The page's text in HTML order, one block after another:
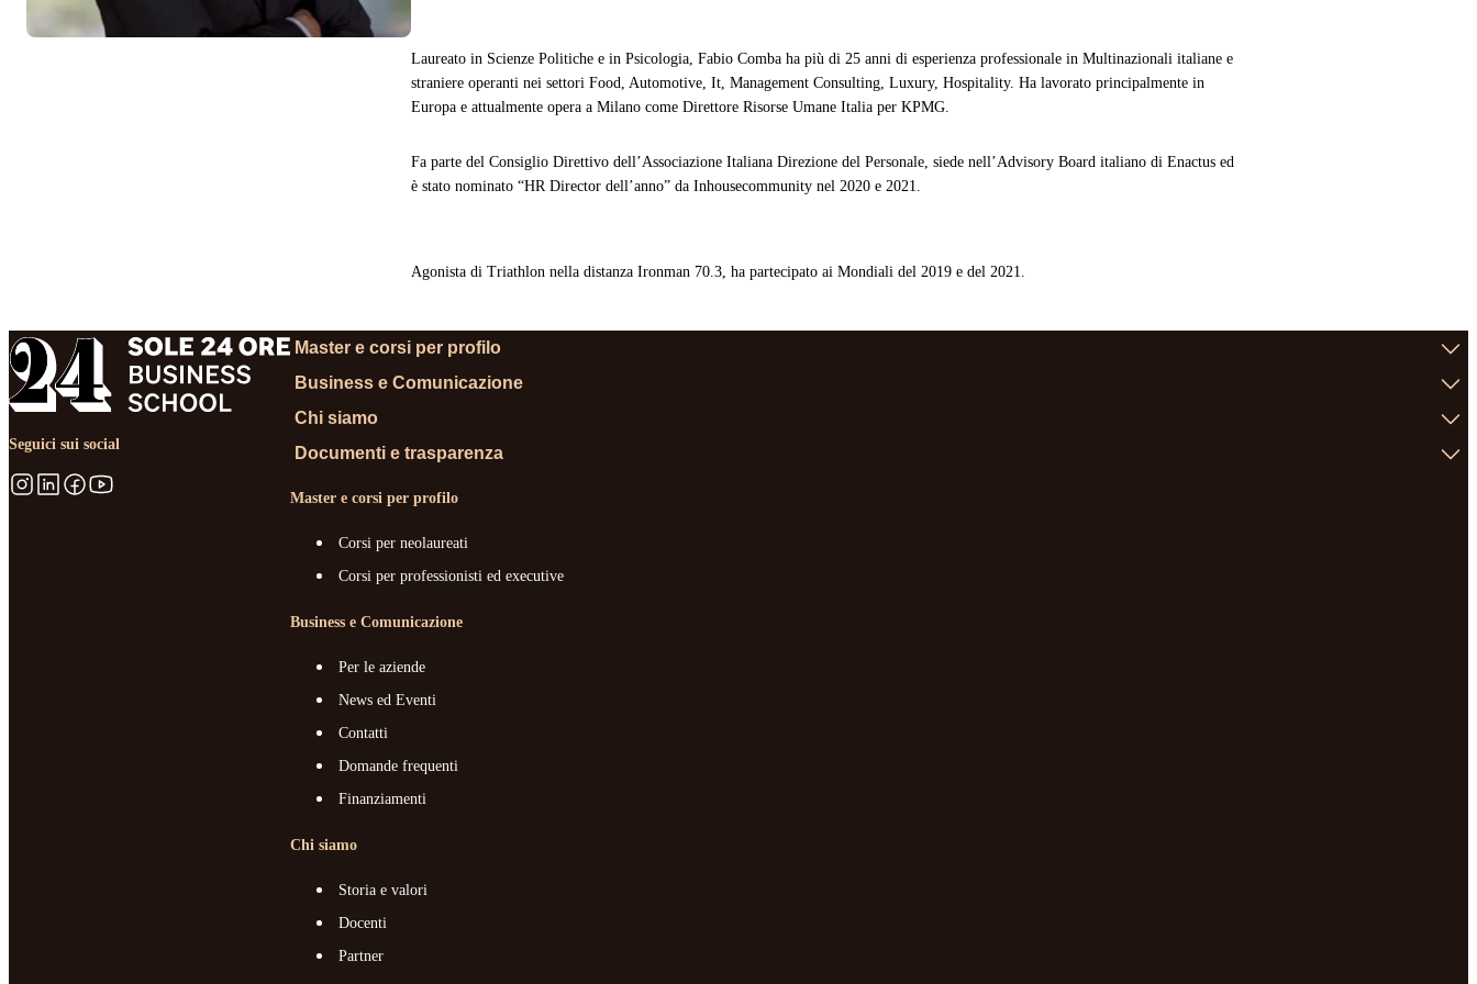
Laureato in Scienze Politiche e in Psicologia, Fabio Comba ha più di 25 anni di esperienza professionale in Multinazionali italiane e
straniere operanti nei settori Food, Automotive, It , Management Consulting, Luxury, Hospitality. Ha lavorato principalmente in
Europa e attualmente opera a Milano come Direttore Risorse Umane Italia per KPMG.
Fa parte del Consiglio Direttivo dell’Associazione Italiana Direzione del Personale, siede nell’Advisory Board italiano di Enactus ed
è stato nominato “HR Director dell’anno” da Inhousecommunity nel 2020 e 2021.
Agonista di Triathlon nella distanza Ironman 70.3, ha partecipato ai Mondiali del 2019 e del 2021.
Seguici sui social
Master e corsi per profilo
Business e Comunicazione
Chi siamo
Documenti e trasparenza
Master e corsi per profilo
Corsi per neolaureati
Corsi per professionisti ed executive
Business e Comunicazione
Per le aziende
News ed Eventi
Contatti
Domande frequenti
Finanziamenti
Chi siamo
Storia e valori
Docenti
Partner